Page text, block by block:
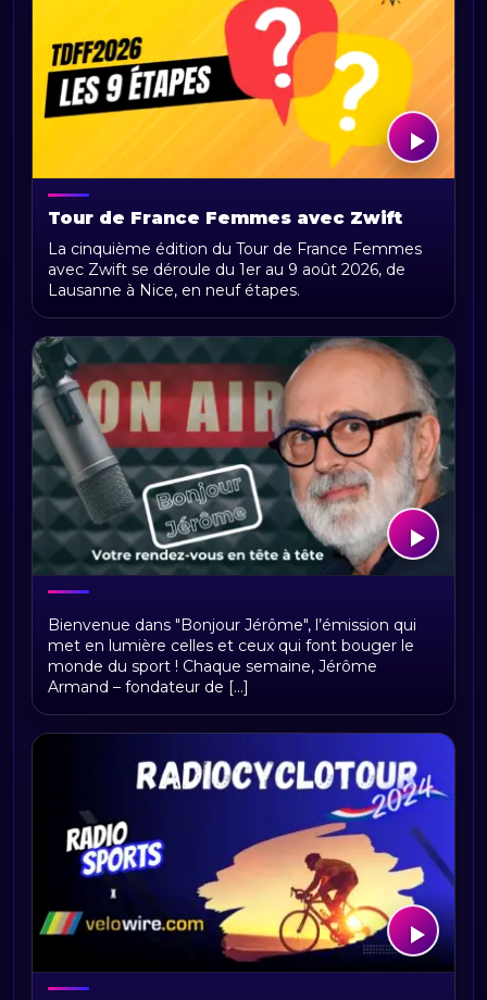
Tour de France Femmes avec Zwift
2026 : parcours, étapes, calendrier et
actualités
La cinquième édition du Tour de France Femmes
avec Zwift se déroule du 1er au 9 août 2026, de
Lausanne à Nice, en neuf étapes.
Bonjour Jerome
Bienvenue dans "Bonjour Jérôme", l’émission qui
met en lumière celles et ceux qui font bouger le
monde du sport ! Chaque semaine, Jérôme
Armand – fondateur de [...]